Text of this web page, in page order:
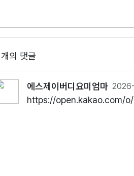
의 댓글
에스제이버디요미엄마
https://open.kakao.com/o/